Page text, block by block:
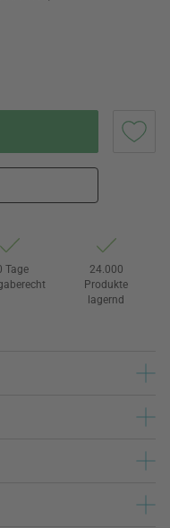
Tage
24.000
Produkte
lagernd